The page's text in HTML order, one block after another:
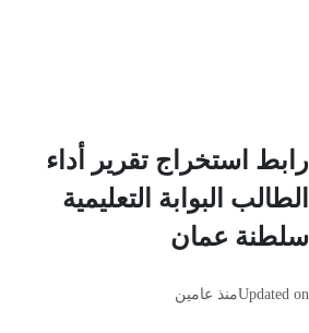
رابط استخراج تقرير أداء
الطالب البوابة التعليمية
سلطنة عمان
Updated onمنذ عامين